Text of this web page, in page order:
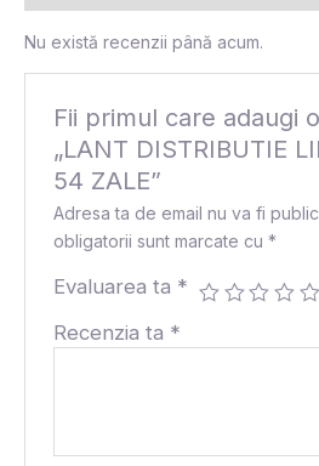
Nu există recenzii până acum.
Fii primul care adaugi
„LANT DISTRIBUTIE
54 ZALE”
Adresa ta de email nu va fi
obligatorii sunt marcate cu*
Evaluarea ta *
Recenzia ta *